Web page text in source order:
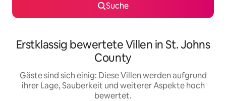
Suche
Erstklassig bewertete Villen in St. Johns
County
Gäste sind sich einig: Diese Villen werden aufgrund
ihrer Lage, Sauberkeit und weiterer Aspekte hoch
bewertet.